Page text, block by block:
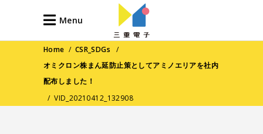
Menu
Home / CSR_SDGs
/
オミクロン株まん延防止策としてアミノエリアを社内
配布しました！
/VID_20210412_132908